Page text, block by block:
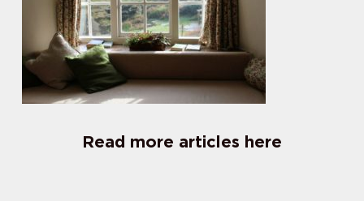
Read more articles here